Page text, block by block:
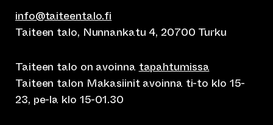
info@taiteentalo.fi
Taiteen talo, Nunnankatu 4, 20700 Turku
Taiteen talo on avoinna tapahtumissa
Taiteen talon Makasiinit avoinna ti-to klo 15-
23, pe-la klo 15-01.30